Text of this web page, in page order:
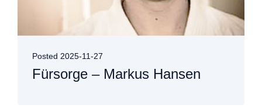
Posted 2025-11-27
Fürsorge – Markus Hansen